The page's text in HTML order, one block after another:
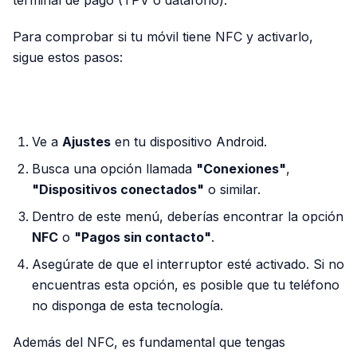
Para comprobar si tu móvil tiene NFC y activarlo,
sigue estos pasos:
Ve a Ajustes en tu dispositivo Android.
Busca una opción llamada "Conexiones",
"Dispositivos conectados" o similar.
Dentro de este menú, deberías encontrar la opción
NFC o "Pagos sin contacto".
Asegúrate de que el interruptor esté activado. Si no
encuentras esta opción, es posible que tu teléfono
no disponga de esta tecnología.
Además del NFC, es fundamental que tengas